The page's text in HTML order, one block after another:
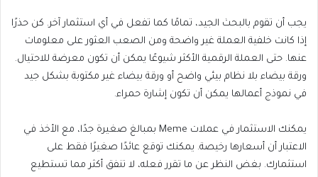
يجب أن تقوم بالبحث الجيد، تمامًا كما تفعل في أي استثمار آخر. كن حذرًا
إذا كانت خلفية العملة غير واضحة ومن الصعب العثور على معلومات
عنها. حتى العملة الرقمية الأكثر شيوعًا يمكن أن تكون معرضة للاحتيال.
ورقة بيضاء بلا نظام بيئي واضح أو ورقة بيضاء غير مكتوبة بشكل جيد
في نموذج أعمالها يمكن أن تكون إشارة حمراء.
يمكنك الاستثمار في عملات Meme بمبالغ صغيرة جدًا، مع الأخذ في
الاعتبار أن أسعارها رخيصة. يمكنك توقع عائدًا صغيرًا فقط على
استثمارك. بغض النظر عن ما تقرر فعله، لا تنفق أكثر مما تستطيع